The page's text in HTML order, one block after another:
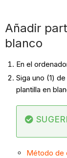
Añadir
blanco
En el
Siga uno (1)
plantilla en
Método de